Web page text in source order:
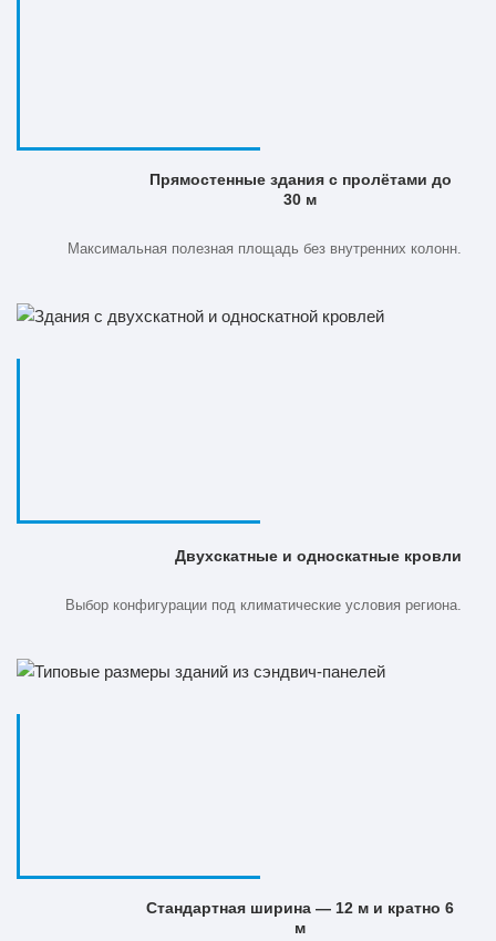
Прямостенные здания с пролётами до
30 м
Максимальная полезная площадь без внутренних колонн.
Двухскатные и односкатные кровли
Выбор конфигурации под климатические условия региона.
Стандартная ширина — 12 м и кратно 6
м